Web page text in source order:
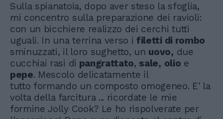
Sulla spianatoia, dopo aver steso la sfoglia,
mi concentro sulla preparazione dei ravioli:
con un bicchiere realizzo dei cerchi tutti
uguali. In una terrina verso ifiletti di rombo
sminuzzati, il loro sughetto, un uovo, due
cucchiai rasi di pangrattato, sale, olio e
pepe. Mescolo delicatamente il
tutto formando un composto omogeneo. E' la
volta della farcitura ... ricordate le mie
formine Jolly Cook? Le ho rispolverate per